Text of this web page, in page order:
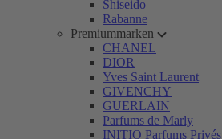
Shiseido
Rabanne
Premiummarken
CHANEL
DIOR
Yves Saint Laurent
GIVENCHY
GUERLAIN
Parfums de Marly
INITIO Parfums Privés